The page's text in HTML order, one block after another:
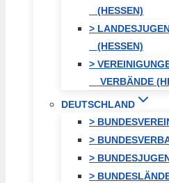
(HESSEN)
>
(HESSEN)
>
VERBÄNDE
DEUTSCHLAND
>
>
>
>